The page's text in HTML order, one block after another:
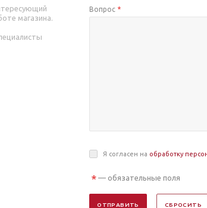
магазина.
Вопрос *
Я согласен на обработку
* — обязательные поля
ОТПРАВИТЬ СБРОСИТЬ